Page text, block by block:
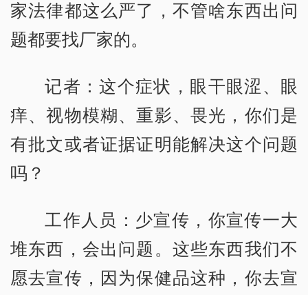
家法律都这么严了，不管啥东西出问
题都要找厂家的。
记者：这个症状，眼干眼涩、眼
痒、视物模糊、重影、畏光，你们是
有批文或者证据证明能解决这个问题
吗？
工作人员：少宣传，你宣传一大
堆东西，会出问题。这些东西我们不
愿去宣传，因为保健品这种，你去宣